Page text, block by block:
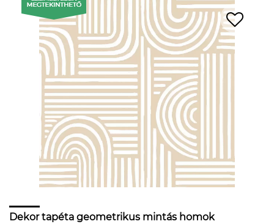
Dekor tapéta geometrikus mintás homok